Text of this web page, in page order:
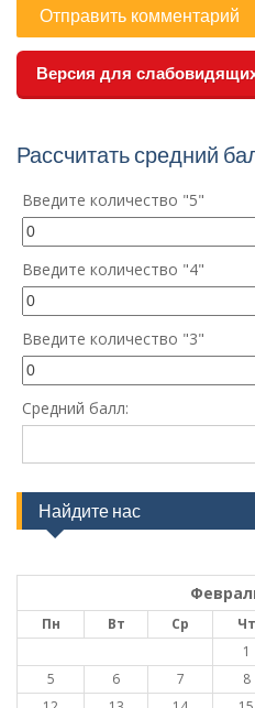
Версия для
Рассчитать средний
Введите количество "5"
Введите количество "4"
Введите количество "3"
Средний балл:
Найдите нас
Пн Вт Ср Чт
1
5
6 7 8